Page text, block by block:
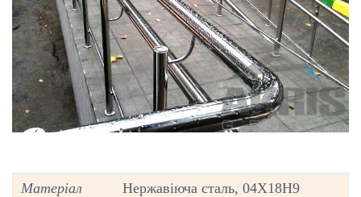
Матеріал
Нержавіюча сталь, 04Х18Н9